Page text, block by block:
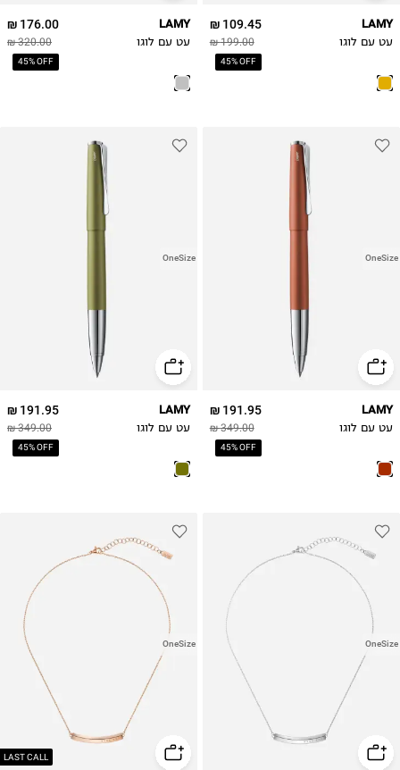
109.45 ₪
199.00 ₪
45% OFF
LAMY
עט עם לוגו
176.00 ₪
320.00 ₪
45% OFF
LAMY
עט עם לוגו
OneSize
191.95 ₪
349.00 ₪
45% OFF
LAMY
עט עם לוגו
OneSize
191.95 ₪
349.00 ₪
45% OFF
LAMY
עט עם לוגו
OneSize
LAST CALL
OneSize